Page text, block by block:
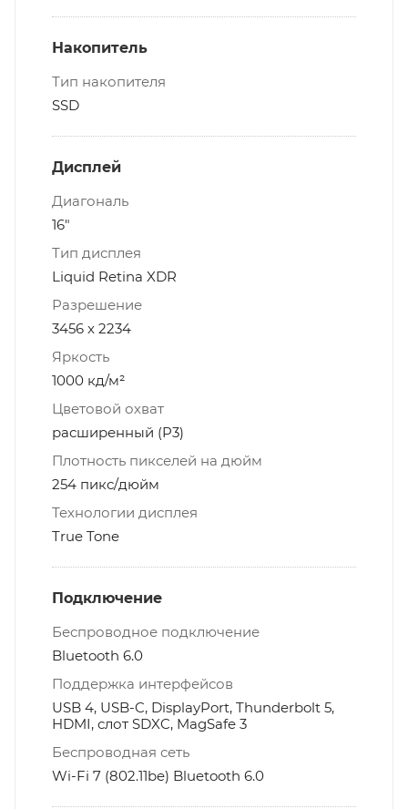
Накопитель
Тип накопителя
SSD
Дисплей
Диагональ
16"
Тип дисплея
Liquid Retina XDR
Разрешение
3456 x 2234
Яркость
1000 кд/м²
Цветовой охват
расширенный (P3)
Плотность пикселей на дюйм
254 пикс/дюйм
Технологии дисплея
True Tone
Подключение
Беспроводное подключение
Bluetooth 6.0
Поддержка интерфейсов
USB 4, USB-C, DisplayPort, Thunderbolt 5,
HDMI, слот SDXC, MagSafe 3
Беспроводная сеть
Wi-Fi 7 (802.11be) Bluetooth 6.0